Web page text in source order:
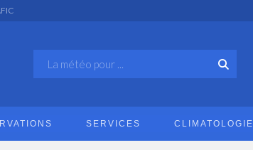
SERVICES CLIMATOLOGIE